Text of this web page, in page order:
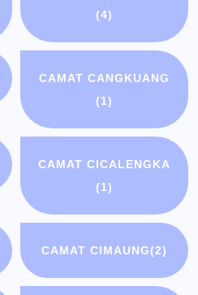
(4)
CAMAT CANGKUANG
(1)
CAMAT CICALENGKA
(1)
CAMAT CIMAUNG(2)